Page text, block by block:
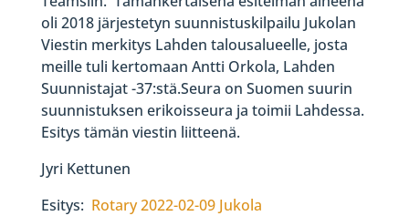
oli 2018 järjestetyn suunnistuskilpailu Jukolan
Viestin merkitys Lahden talousalueelle, josta
meille tuli kertomaan Antti Orkola, Lahden
Suunnistajat -37:stä.Seura on Suomen suurin
suunnistuksen erikoisseura ja toimii Lahdessa.
Esitys tämän viestin liitteenä.
Jyri Kettunen
Esitys: Rotary 2022-02-09 Jukola